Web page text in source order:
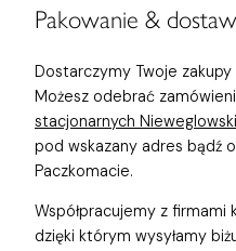
Pakowanie &
Dostarczymy Twoje
Możesz odebrać
stacjonarnych Nieweglowski
pod wskazany adres bądź
Paczkomacie.
Współpracujemy z firmami
dzięki którym wysyłamy